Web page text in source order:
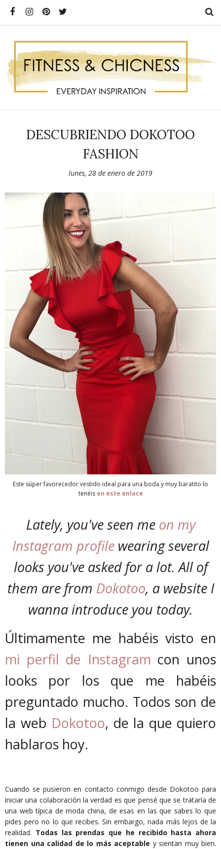
DESCUBRIENDO DOKOTOO
FASHION
lunes, 28 de enero de 2019
Este súper favorecedor vestido ideal para una boda y muy baratito lo
tenéis en este enlace
Lately, you've seen me on my
Instagram profilewearing several
looks you've asked for a lot. All of
them are from Dokotoo, a website I
wanna introduce you today.
Últimamente me habéis visto en
mi perfil de Instagram con unos
looks por los que me habéis
preguntado mucho. Todos son de
la web Dokotoo, de la que quiero
hablaros hoy.
Cuando se pusieron en contacto conmigo desde Dokotoo para
iniciar una colaboración la verdad es que pensé que se trataría de
una web típica de moda china, de esas en las que sabes lo que
pides pero no lo que recibes. Sin embargo, nada más lejos de la
realidad. Todas las prendas que he recibido hasta ahora
tienen una calidad de lo más aceptable y sientan muy bien.